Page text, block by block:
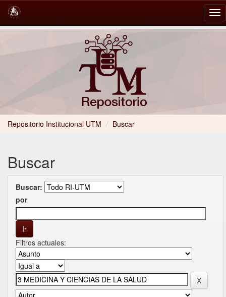
Repositorio Institucional UTM / Buscar
Buscar
Buscar:
por
Filtros actuales: